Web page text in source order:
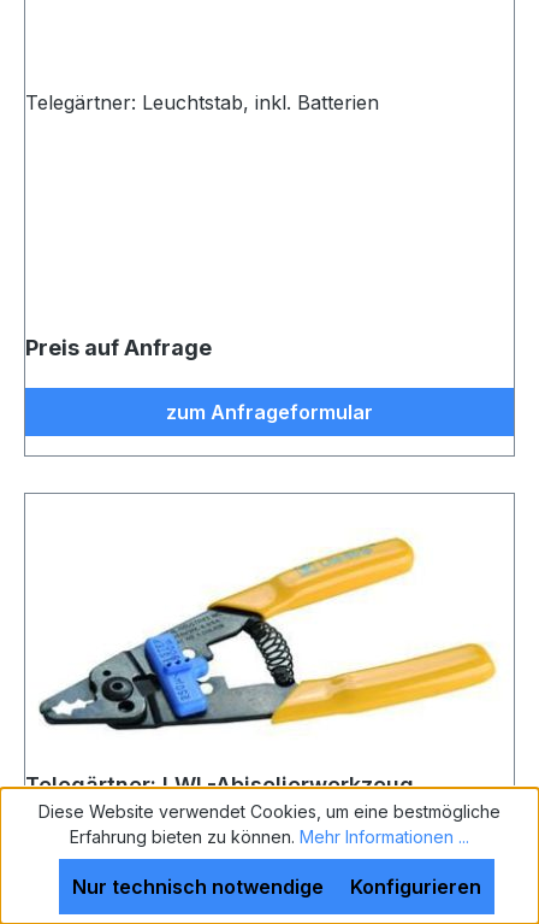
Telegärtner: Leuchtstab, inkl. Batterien
Preis auf Anfrage
zum Anfrageformular
Telegärtner: LWL-Abisolierwerkzeug
Diese Website verwendet Cookies, um eine bestmögliche
Erfahrung bieten zu können. Mehr Informationen ...
Nur technisch notwendige Konfigurieren